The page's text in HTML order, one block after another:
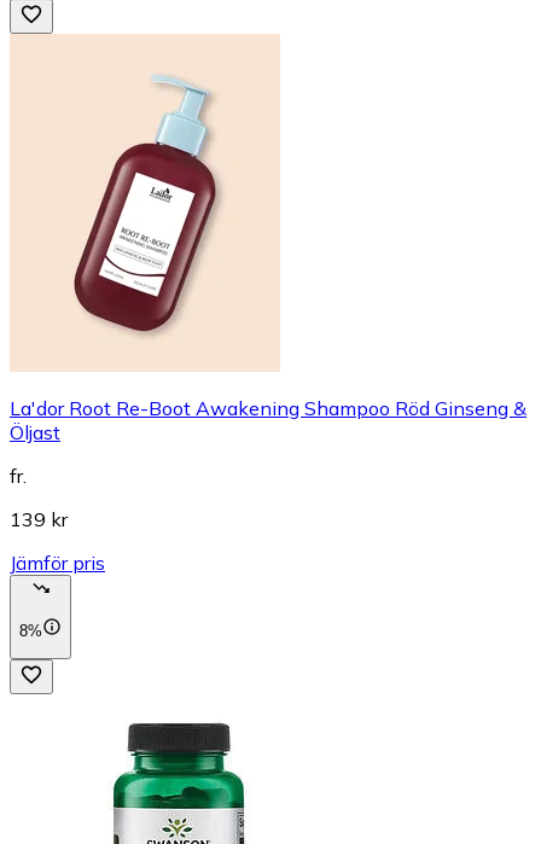
La'dor Root Re-Boot Awakening Shampoo Röd Ginseng &
Öljast
fr.
139 kr
Jämför pris
8%